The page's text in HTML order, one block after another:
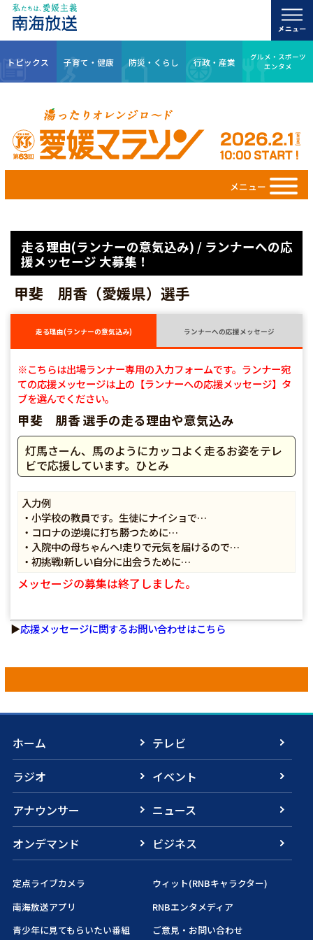
トピックス 子育て・健康 防災・くらし 行政・産業
グルメ・スポーツ
エンタメ
メニュー
走る理由(ランナーの意気込み) / ランナーへの応
援メッセージ 大募集！
甲斐 朋香（愛媛県）選手
走る理由(ランナーの意気込み) ランナーへの応援メッセージ
※こちらは出場ランナー専用の入力フォームです。ランナー宛
ての応援メッセージは上の【ランナーへの応援メッセージ】タ
ブを選んでください。
甲斐 朋香 選手の走る理由や意気込み
灯馬さーん、馬のようにカッコよく走るお姿をテレ
ビで応援しています。ひとみ
入力例
・小学校の教員です。生徒にナイショで…
・コロナの逆境に打ち勝つために…
・入院中の母ちゃんへ!走りで元気を届けるので…
・初挑戦!新しい自分に出会うために…
メッセージの募集は終了しました。
▶応援メッセージに関するお問い合わせはこちら
ホーム
テレビ
ラジオ
イベント
アナウンサー
ニュース
オンデマンド
ビジネス
定点ライブカメラ
ウィット(RNBキャラクター)
南海放送アプリ
RNBエンタメディア
青少年に見てもらいたい番組
ご意見・お問い合わせ